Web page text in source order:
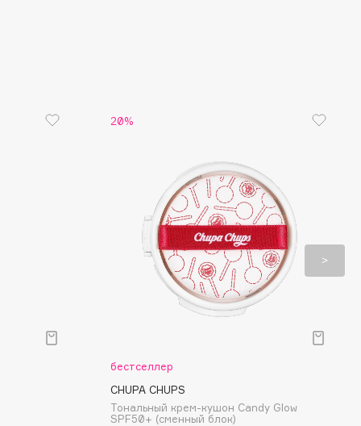
20%
бестселлер
CHUPA CHUPS
Тональный крем-кушон Candy Glow
SPF50+ (сменный блок)